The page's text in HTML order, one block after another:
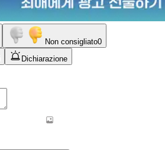
Non consigliato0
Dichiarazione